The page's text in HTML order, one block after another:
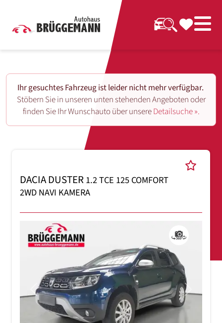
Ihr gesuchtes Fahrzeug ist leider nicht mehr verfügbar.
Stöbern Sie in unseren unten stehenden Angeboten oder
finden Sie Ihr Wunschauto über unsereDetailsuche ».
DACIA DUSTER1.2 TCE 125 COMFORT
2WD NAVI KAMERA
Previous Next